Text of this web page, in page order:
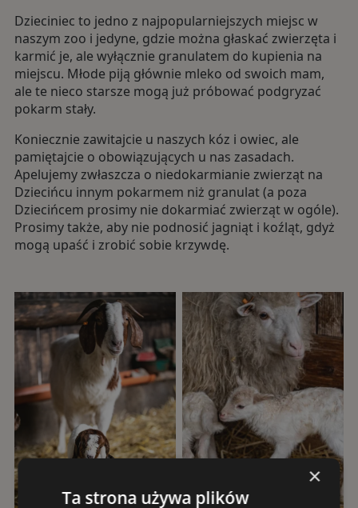
Dzieciniec to jedno z najpopularniejszych miejsc w
naszym zoo i jedyne, gdzie można głaskać zwierzęta i
karmić je, ale wyłącznie granulatem do kupienia na
miejscu. Młode piją głównie mleko od swoich mam,
ale te nieco starsze mogą już próbować podgryzać
pokarm stały.
Koniecznie zawitajcie u naszych kóz i owiec, ale
pamiętajcie o obowiązujących u nas zasadach.
Apelujemy zwłaszcza o niedokarmianie zwierząt na
Dziecińcu innym pokarmem niż granulat (a poza
Dziecińcem prosimy nie dokarmiać zwierząt w ogóle).
Prosimy także, aby nie podnosić jagniąt i koźląt, gdyż
mogą upaść i zrobić sobie krzywdę.
×
Ta strona używa plików